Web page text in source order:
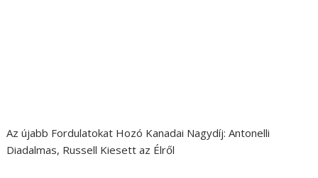
Az újabb Fordulatokat Hozó Kanadai Nagydíj: Antonelli
Diadalmas, Russell Kiesett az Élről